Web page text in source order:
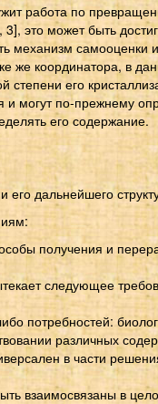
работа по
это может быть
механизм
же координатора, в
его
могут по-прежнему
его содержание.
его дальнейшего
получения и
следующее
потребностей:
различных
в части
взаимосвязаны в